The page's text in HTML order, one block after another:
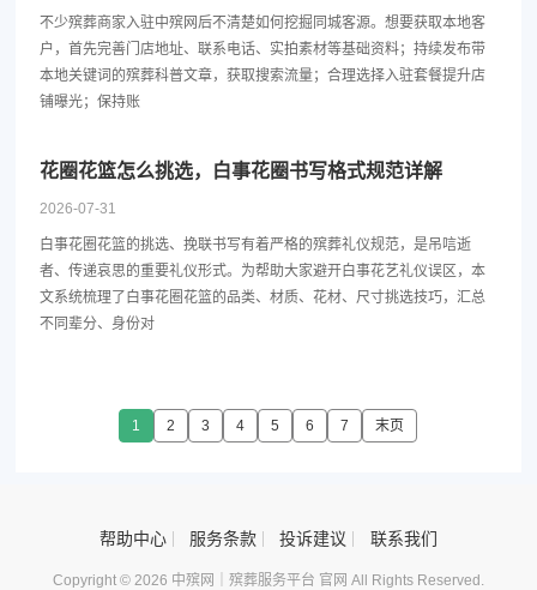
不少殡葬商家入驻中殡网后不清楚如何挖掘同城客源。想要获取本地客
户，首先完善门店地址、联系电话、实拍素材等基础资料；持续发布带
本地关键词的殡葬科普文章，获取搜索流量；合理选择入驻套餐提升店
铺曝光；保持账
花圈花篮怎么挑选，白事花圈书写格式规范详解
2026-07-31
白事花圈花篮的挑选、挽联书写有着严格的殡葬礼仪规范，是吊唁逝
者、传递哀思的重要礼仪形式。为帮助大家避开白事花艺礼仪误区，本
文系统梳理了白事花圈花篮的品类、材质、花材、尺寸挑选技巧，汇总
不同辈分、身份对
1 2 3 4 5 6 7 末页
帮助中心 服务条款 投诉建议 联系我们
Copyright © 2026 中殡网｜殡葬服务平台 官网 All Rights Reserved.